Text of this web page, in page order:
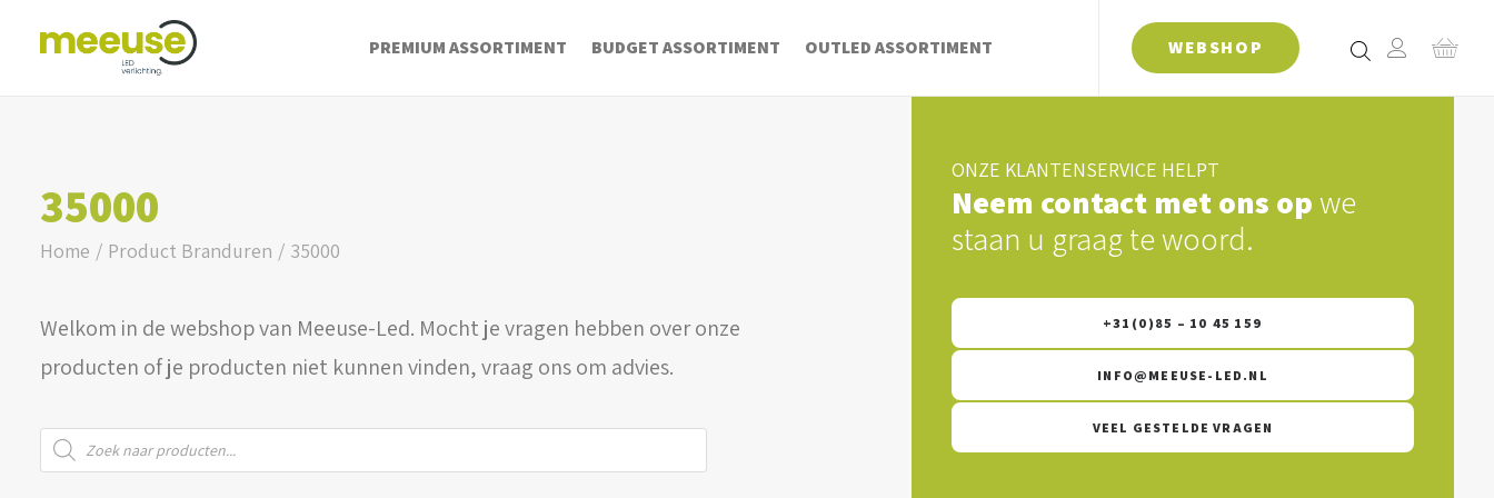
PREMIUM ASSORTIMENT BUDGET ASSORTIMENT OUTLED ASSORTIMENT WEBSHOP
35000
Home Product Branduren 35000
Welkom in de webshop van Meeuse-Led. Mocht je vragen hebben over onze
producten of je producten niet kunnen vinden, vraag ons om advies.
Producten
zoeken
ONZE KLANTENSERVICE HELPT
Neem contact met ons opwe
staan u graag te woord.
+31(0)85 – 10 45 159
INFO@MEEUSE-LED.NL
VEEL GESTELDE VRAGEN